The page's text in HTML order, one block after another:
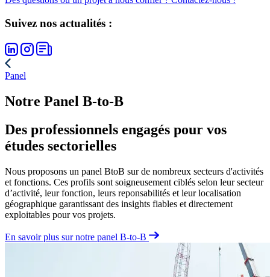
Suivez nos actualités :
Panel
Notre Panel B-to-B
Des professionnels engagés pour vos
études sectorielles
Nous proposons un panel BtoB sur de nombreux secteurs d'activités
et fonctions. Ces profils sont soigneusement ciblés selon leur secteur
d’activité, leur fonction, leurs reponsabilités et leur localisation
géographique garantissant des insights fiables et directement
exploitables pour vos projets.
En savoir plus sur notre panel B-to-B